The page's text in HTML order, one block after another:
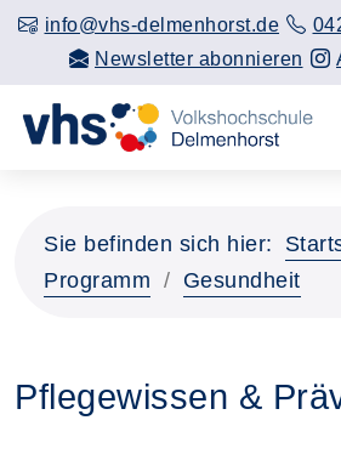
info@vhs-delmenhorst.de
Newsletter abonnieren
Sie befinden sich hier:
Programm
Gesundheit
Pflegewissen &